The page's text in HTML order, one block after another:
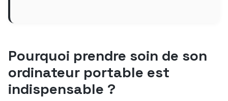
Pourquoi prendre soin de son
ordinateur portable est
indispensable ?